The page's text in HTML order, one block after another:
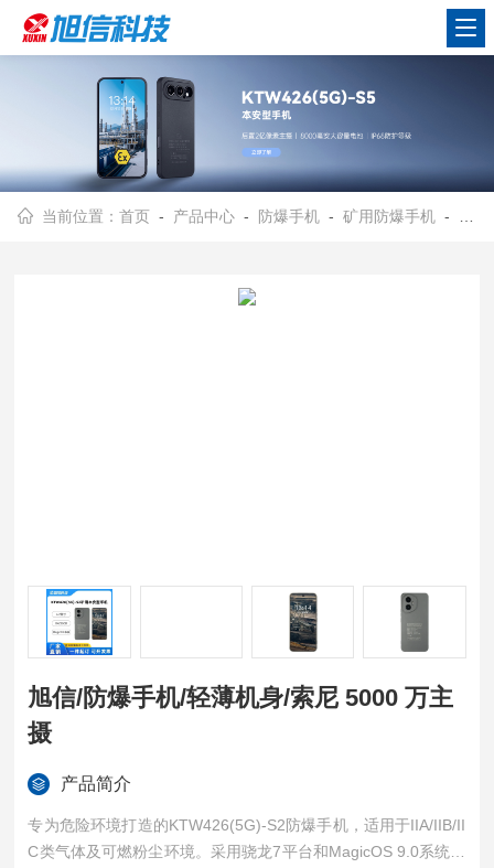
当前位置：首页 - 产品中心 - 防爆手机 -矿用防爆手机 - 旭信/防爆手机/轻薄机身/索尼 5000 万主摄
旭信/防爆手机/轻薄机身/索尼 5000 万主
摄
产品简介
专为危险环境打造的KTW426(5G)-S2防爆手机，适用于IIA/IIB/II
C类气体及可燃粉尘环境。采用骁龙7平台和MagicOS 9.0系统，